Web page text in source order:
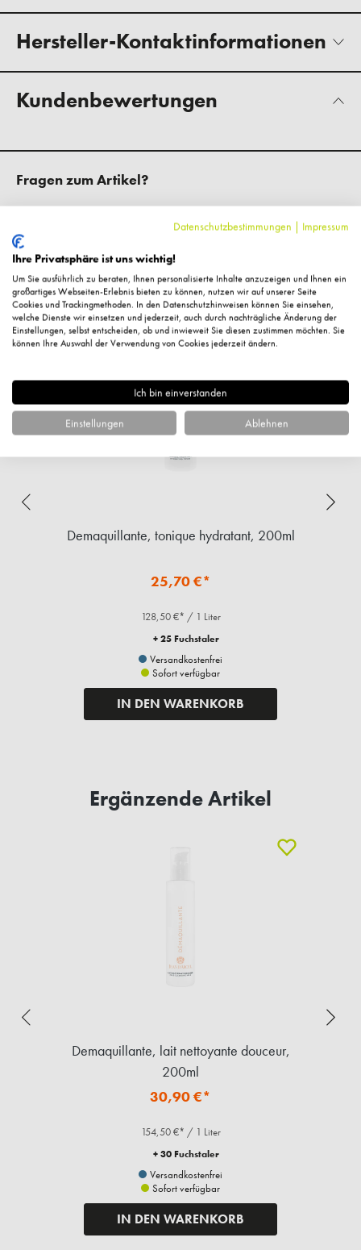
Hersteller-Kontaktinformationen
Kundenbewertungen
Fragen zum Artikel?
Ähnliche Artikel
Demaquillante, tonique hydratant, 200ml
25,70 €*
128,50 €* / 1 Liter
+ 25 Fuchstaler
Versandkostenfrei
Sofort verfügbar
IN DEN WARENKORB
Ergänzende Artikel
Demaquillante, lait nettoyante douceur,
200ml
30,90 €*
154,50 €* / 1 Liter
+ 30 Fuchstaler
Versandkostenfrei
Sofort verfügbar
IN DEN WARENKORB
Datenschutzbestimmungen | Impressum
Ihre Privatsphäre ist uns wichtig!
Um Sie ausführlich zu beraten, Ihnen personalisierte Inhalte anzuzeigen und Ihnen ein
großartiges Webseiten-Erlebnis bieten zu können, nutzen wir auf unserer Seite
Cookies und Trackingmethoden. In den Datenschutzhinweisen können Sie einsehen,
welche Dienste wir einsetzen und jederzeit, auch durch nachträgliche Änderung der
Einstellungen, selbst entscheiden, ob und inwieweit Sie diesen zustimmen möchten. Sie
können Ihre Auswahl der Verwendung von Cookies jederzeit ändern.
Ich bin einverstanden
Einstellungen Ablehnen